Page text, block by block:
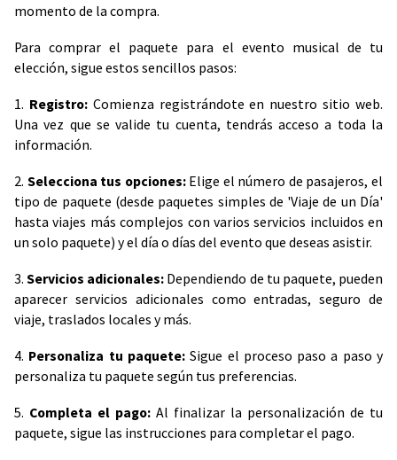
momento de la compra.
Para comprar el paquete para el evento musical de tu
elección, sigue estos sencillos pasos:
1. Registro:Comienza registrándote en nuestro sitio web.
Una vez que se valide tu cuenta, tendrás acceso a toda la
información.
2. Selecciona tus opciones:Elige el número de pasajeros, el
tipo de paquete (desde paquetes simples de 'Viaje de un Día'
hasta viajes más complejos con varios servicios incluidos en
un solo paquete) y el día o días del evento que deseas asistir.
3.Servicios adicionales: Dependiendo de tu paquete, pueden
aparecer servicios adicionales como entradas, seguro de
viaje, traslados locales y más.
4. Personaliza tu paquete:Sigue el proceso paso a paso y
personaliza tu paquete según tus preferencias.
5. Completa el pago: Al finalizar la personalización de tu
paquete, sigue las instrucciones para completar el pago.